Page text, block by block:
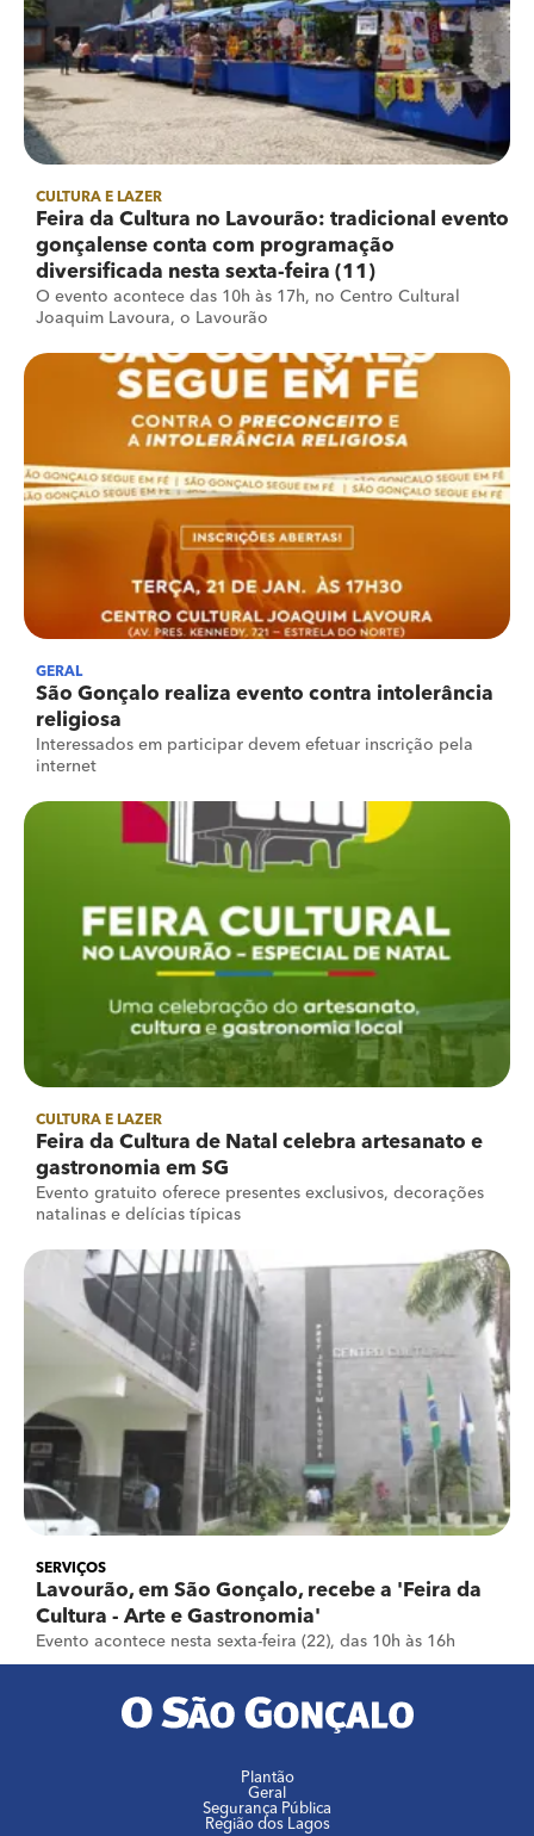
CULTURA E LAZER
Feira da Cultura no Lavourão: tradicional evento
gonçalense conta com programação
diversificada nesta sexta-feira (11)
O evento acontece das 10h às 17h, no Centro Cultural
Joaquim Lavoura, o Lavourão
GERAL
São Gonçalo realiza evento contra intolerância
religiosa
Interessados em participar devem efetuar inscrição pela
internet
CULTURA E LAZER
Feira da Cultura de Natal celebra artesanato e
gastronomia em SG
Evento gratuito oferece presentes exclusivos, decorações
natalinas e delícias típicas
SERVIÇOS
Lavourão, em São Gonçalo, recebe a 'Feira da
Cultura - Arte e Gastronomia'
Evento acontece nesta sexta-feira (22), das 10h às 16h
Plantão
Geral
Segurança Pública
Região dos Lagos